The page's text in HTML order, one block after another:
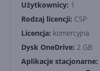
Użytkownicy: 1
Rodzaj licencji: CSP
Licencja: komercyjna
Dysk OneDrive: 2 GB
Aplikacje stacjonarne: